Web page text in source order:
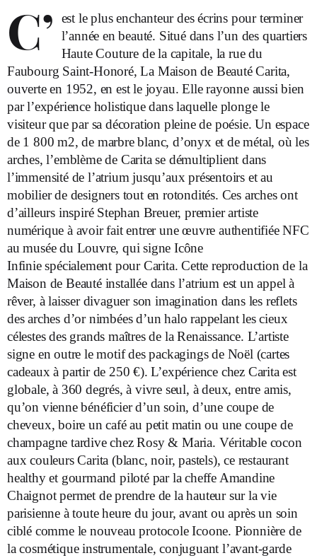
C’
est le plus enchanteur des écrins pour terminer
l’année en beauté. Situé dans l’un des quartiers
Haute Couture de la capitale, la rue du
Faubourg Saint-Honoré, La Maison de Beauté Carita,
ouverte en 1952, en est le joyau. Elle rayonne aussi bien
par l’expérience holistique dans laquelle plonge le
visiteur que par sa décoration pleine de poésie. Un espace
de 1 800 m2, de marbre blanc, d’onyx et de métal, où les
arches, l’emblème de Carita se démultiplient dans
l’immensité de l’atrium jusqu’aux présentoirs et au
mobilier de designers tout en rotondités. Ces arches ont
d’ailleurs inspiré Stephan Breuer, premier artiste
numérique à avoir fait entrer une œuvre authentifiée NFC
au musée du Louvre, qui signe Icône
Infinie spécialement pour Carita. Cette reproduction de la
Maison de Beauté installée dans l’atrium est un appel à
rêver, à laisser divaguer son imagination dans les reflets
des arches d’or nimbées d’un halo rappelant les cieux
célestes des grands maîtres de la Renaissance. L’artiste
signe en outre le motif des packagings de Noël (cartes
cadeaux à partir de 250 €). L’expérience chez Carita est
globale, à 360 degrés, à vivre seul, à deux, entre amis,
qu’on vienne bénéficier d’un soin, d’une coupe de
cheveux, boire un café au petit matin ou une coupe de
champagne tardive chez Rosy & Maria. Véritable cocon
aux couleurs Carita (blanc, noir, pastels), ce restaurant
healthy et gourmand piloté par la cheffe Amandine
Chaignot permet de prendre de la hauteur sur la vie
parisienne à toute heure du jour, avant ou après un soin
ciblé comme le nouveau protocole Icoone. Pionnière de
la cosmétique instrumentale, conjuguant l’avant-garde